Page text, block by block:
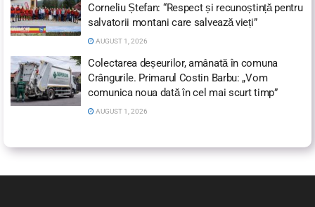
Corneliu Ștefan: “Respect și recunoștință pentru
salvatorii montani care salvează vieți”
AUGUST 1, 2026
Colectarea deșeurilor, amânată în comuna
Crângurile. Primarul Costin Barbu: „Vom
comunica noua dată în cel mai scurt timp”
AUGUST 1, 2026